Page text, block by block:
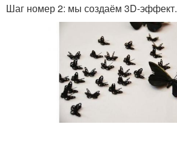
Шаг номер 2: мы создаём 3D-эффект.